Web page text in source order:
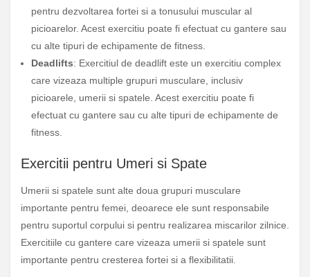
pentru dezvoltarea fortei si a tonusului muscular al
picioarelor. Acest exercitiu poate fi efectuat cu gantere sau
cu alte tipuri de echipamente de fitness.
Deadlifts: Exercitiul de deadlift este un exercitiu complex
care vizeaza multiple grupuri musculare, inclusiv
picioarele, umerii si spatele. Acest exercitiu poate fi
efectuat cu gantere sau cu alte tipuri de echipamente de
fitness.
Exercitii pentru Umeri si Spate
Umerii si spatele sunt alte doua grupuri musculare
importante pentru femei, deoarece ele sunt responsabile
pentru suportul corpului si pentru realizarea miscarilor zilnice.
Exercitiile cu gantere care vizeaza umerii si spatele sunt
importante pentru cresterea fortei si a flexibilitatii.